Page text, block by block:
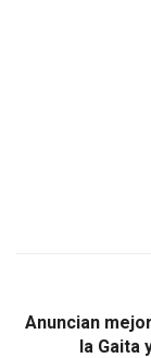
Anuncian
la Gaita